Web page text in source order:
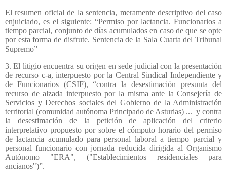
El resumen oficial de la sentencia, meramente descriptivo del caso
enjuiciado, es el siguiente: “Permiso por lactancia. Funcionarios a
tiempo parcial, conjunto de días acumulados en caso de que se opte
por esta forma de disfrute. Sentencia de la Sala Cuarta del Tribunal
Supremo”
3. El litigio encuentra su origen en sede judicial con la presentación
de recurso c-a, interpuesto por la Central Sindical Independiente y
de Funcionarios (CSIF), “contra la desestimación presunta del
recurso de alzada interpuesto por la misma ante la Consejería de
Servicios y Derechos sociales del Gobierno de la Administración
territorial (comunidad autónoma Principado de Asturias) ... y contra
la desestimación de la petición de aplicación del criterio
interpretativo propuesto por sobre el cómputo horario del permiso
de lactancia acumulado para personal laboral a tiempo parcial y
personal funcionario con jornada reducida dirigida al Organismo
Autónomo "ERA", ("Establecimientos residenciales para
ancianos")”.